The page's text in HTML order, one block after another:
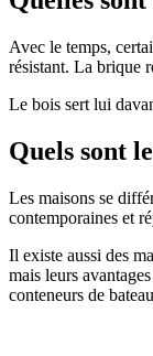
Avec le temps,
résistant. La brique
Le bois sert lui
Quels sont
Les maisons se
contemporaines et
Il existe aussi des
mais leurs
conteneurs de